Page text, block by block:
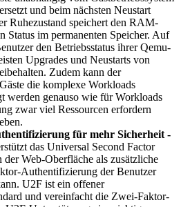
und beim nächsten Neustart
Ruhezustand speichert den RAM-
Status im permanenten Speicher. Auf
den Betriebsstatus ihrer Qemu-
Upgrades und Neustarts von
Zudem kann der
die komplexe Workloads
werden genauso wie für Workloads
zwar viel Ressourcen erfordern
für mehr Sicherheit -
das Universal Second Factor
Web-Oberfläche als zusätzliche
Authentifizierung der Benutzer
U2F ist ein offener
und vereinfacht die Zwei-Faktor-